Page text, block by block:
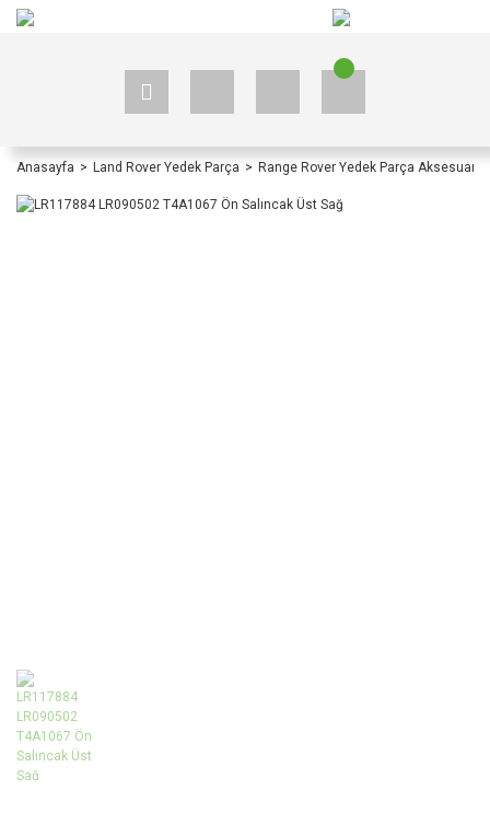
Anasayfa Land Rover Yedek Parça Range Rover Yedek Parça Aksesuar